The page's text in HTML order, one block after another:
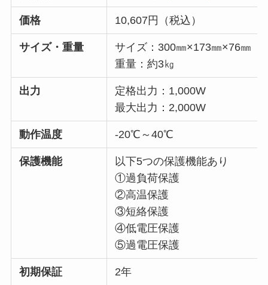
価格 10,607円（税込）
サイズ・重量
サイズ：300㎜×173㎜×76㎜
重量：約3㎏
出力
定格出力：1,000W
最大出力：2,000W
動作温度 -20℃～40℃
保護機能
以下5つの保護機能あり
①過負荷保護
②高温保護
③短絡保護
④低電圧保護
⑤過電圧保護
初期保証 2年